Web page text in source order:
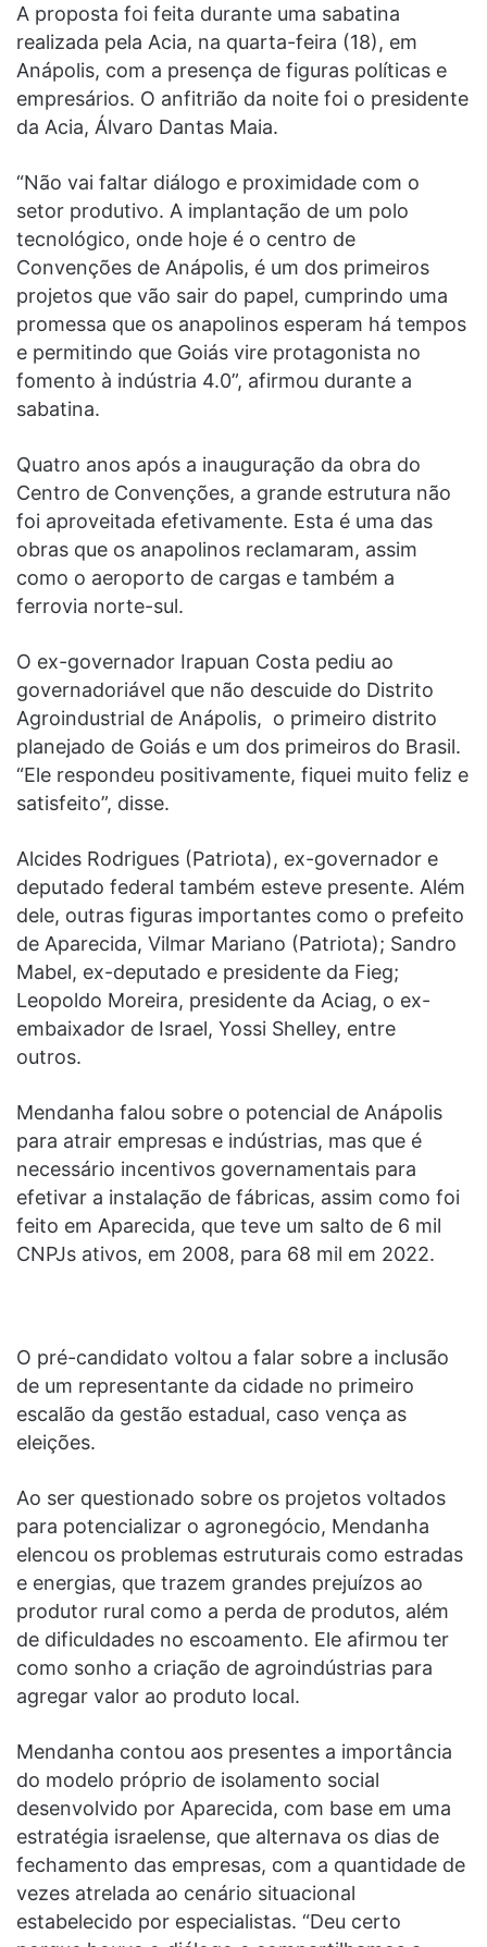
A proposta foi feita durante uma sabatina
realizada pela Acia, na quarta-feira (18), em
Anápolis, com a presença de figuras políticas e
empresários. O anfitrião da noite foi o presidente
da Acia, Álvaro Dantas Maia.
“Não vai faltar diálogo e proximidade com o
setor produtivo. A implantação de um polo
tecnológico, onde hoje é o centro de
Convenções de Anápolis, é um dos primeiros
projetos que vão sair do papel, cumprindo uma
promessa que os anapolinos esperam há tempos
e permitindo que Goiás vire protagonista no
fomento à indústria 4.0”, afirmou durante a
sabatina.
Quatro anos após a inauguração da obra do
Centro de Convenções, a grande estrutura não
foi aproveitada efetivamente. Esta é uma das
obras que os anapolinos reclamaram, assim
como o aeroporto de cargas e também a
ferrovia norte-sul.
O ex-governador Irapuan Costa pediu ao
governadoriável que não descuide do Distrito
Agroindustrial de Anápolis, o primeiro distrito
planejado de Goiás e um dos primeiros do Brasil.
“Ele respondeu positivamente, fiquei muito feliz e
satisfeito”, disse.
Alcides Rodrigues (Patriota), ex-governador e
deputado federal também esteve presente. Além
dele, outras figuras importantes como o prefeito
de Aparecida, Vilmar Mariano (Patriota); Sandro
Mabel, ex-deputado e presidente da Fieg;
Leopoldo Moreira, presidente da Aciag, o ex-
embaixador de Israel, Yossi Shelley, entre
outros.
Mendanha falou sobre o potencial de Anápolis
para atrair empresas e indústrias, mas que é
necessário incentivos governamentais para
efetivar a instalação de fábricas, assim como foi
feito em Aparecida, que teve um salto de 6 mil
CNPJs ativos, em 2008, para 68 mil em 2022.
O pré-candidato voltou a falar sobre a inclusão
de um representante da cidade no primeiro
escalão da gestão estadual, caso vença as
eleições.
Ao ser questionado sobre os projetos voltados
para potencializar o agronegócio, Mendanha
elencou os problemas estruturais como estradas
e energias, que trazem grandes prejuízos ao
produtor rural como a perda de produtos, além
de dificuldades no escoamento. Ele afirmou ter
como sonho a criação de agroindústrias para
agregar valor ao produto local.
Mendanha contou aos presentes a importância
do modelo próprio de isolamento social
desenvolvido por Aparecida, com base em uma
estratégia israelense, que alternava os dias de
fechamento das empresas, com a quantidade de
vezes atrelada ao cenário situacional
estabelecido por especialistas. “Deu certo